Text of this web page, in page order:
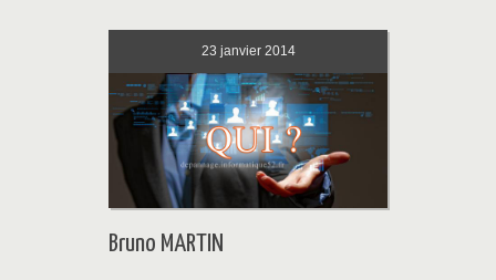
23 janvier 2014
Bruno MARTIN